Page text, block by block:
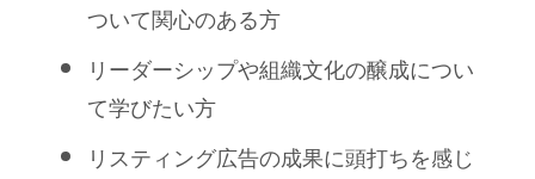
ついて関心のある方
リーダーシップや組織文化の醸成につい
て学びたい方
リスティング広告の成果に頭打ちを感じ